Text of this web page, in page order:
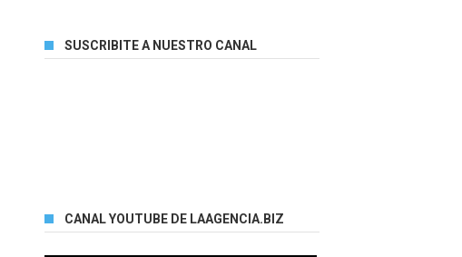
SUSCRIBITE A NUESTRO CANAL
CANAL YOUTUBE DE LAAGENCIA.BIZ